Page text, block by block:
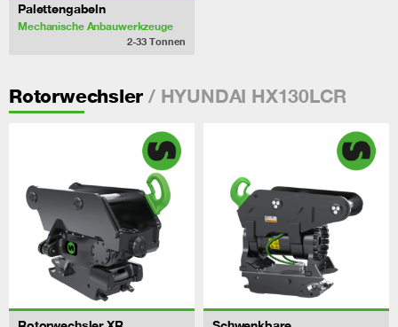
Palettengabeln
Mechanische Anbauwerkzeuge
2-33 Tonnen
Rotorwechsler / HYUNDAI HX130LCR